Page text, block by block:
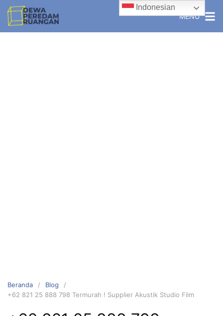
MENU
Beranda
Blog
+62 821 25 888 798 Termurah ! Supplier Akustik Studio Film
Indonesian